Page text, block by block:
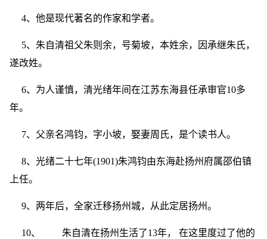
4、他是现代著名的作家和学者。
5、朱自清祖父朱则余，号菊坡，本姓余，因承继朱氏，
遂改姓。
6、为人谨慎，清光绪年间在江苏东海县任承审官10多
年。
7、父亲名鸿钧，字小坡，娶妻周氏，是个读书人。
8、光绪二十七年(1901)朱鸿钧由东海赴扬州府属邵伯镇
上任。
9、两年后，全家迁移扬州城，从此定居扬州。
10、 朱自清在扬州生活了13年， 在这里度过了他的